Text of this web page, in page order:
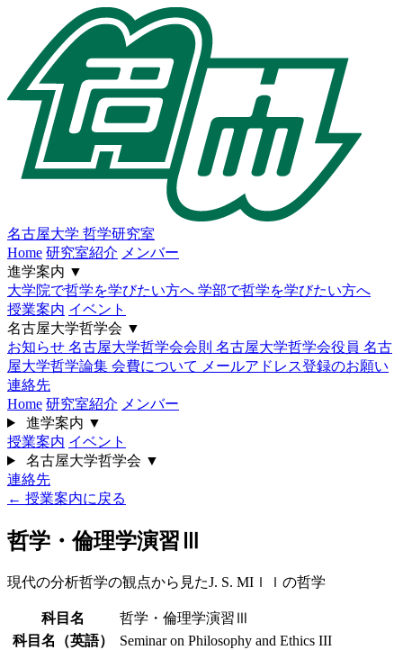
名古屋大学 哲学研究室
Home 研究室紹介 メンバー
進学案内 ▼
大学院で哲学を学びたい方へ 学部で哲学を学びたい方へ
授業案内 イベント
名古屋大学哲学会 ▼
お知らせ 名古屋大学哲学会会則 名古屋大学哲学会役員 名古
屋大学哲学論集 会費について メールアドレス登録のお願い
連絡先
Home 研究室紹介 メンバー
進学案内 ▼
授業案内 イベント
名古屋大学哲学会 ▼
連絡先
← 授業案内に戻る
哲学・倫理学演習Ⅲ
現代の分析哲学の観点から見たJ. S. MIｌｌの哲学
科目名
哲学・倫理学演習Ⅲ
科目名（英語）
Seminar on Philosophy and Ethics III